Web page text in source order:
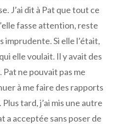
J’ai dit à Pat que tout ce
fasse attention, reste
imprudente. Si elle l’était,
elle voulait. Il y avait des
ne pouvait pas me
à me faire des rapports
tard, j’ai mis une autre
a acceptée sans poser de